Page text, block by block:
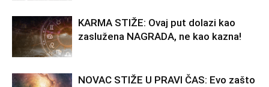
KARMA STIŽE: Ovaj put dolazi kao
zaslužena NAGRADA, ne kao kazna!
NOVAC STIŽE U PRAVI ČAS: Evo zašto